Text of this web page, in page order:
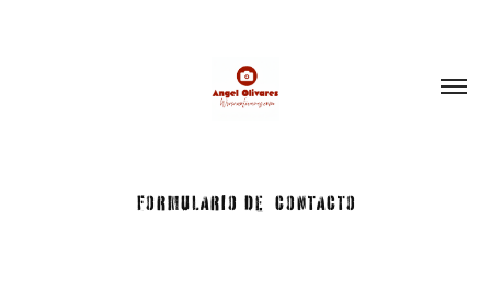
FORMULARIO DE  CONTACTO